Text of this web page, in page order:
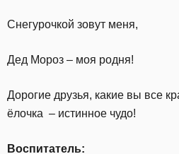
Снегурочкой зовут меня,
Дед Мороз – моя родня!
Дорогие друзья, какие вы все
ёлочка – истинное чудо!
Воспитатель: